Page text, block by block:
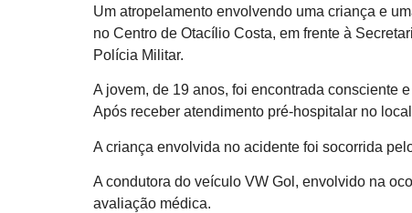
Um atropelamento envolvendo uma criança e
no Centro de Otacílio Costa, em frente à
Polícia Militar.
A jovem, de 19 anos, foi encontrada consciente
Após receber atendimento pré-hospitalar no
A criança envolvida no acidente foi socorrida
A condutora do veículo VW Gol, envolvido na
avaliação médica.